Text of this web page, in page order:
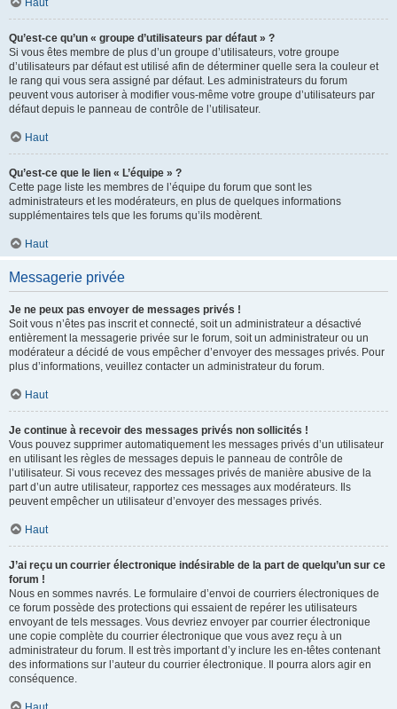
Haut
Qu’est-ce qu’un « groupe d’utilisateurs par défaut » ?
Si vous êtes membre de plus d’un groupe d’utilisateurs, votre groupe
d’utilisateurs par défaut est utilisé afin de déterminer quelle sera la couleur et
le rang qui vous sera assigné par défaut. Les administrateurs du forum
peuvent vous autoriser à modifier vous-même votre groupe d’utilisateurs par
défaut depuis le panneau de contrôle de l’utilisateur.
Haut
Qu’est-ce que le lien « L’équipe » ?
Cette page liste les membres de l’équipe du forum que sont les
administrateurs et les modérateurs, en plus de quelques informations
supplémentaires tels que les forums qu’ils modèrent.
Haut
Messagerie privée
Je ne peux pas envoyer de messages privés !
Soit vous n’êtes pas inscrit et connecté, soit un administrateur a désactivé
entièrement la messagerie privée sur le forum, soit un administrateur ou un
modérateur a décidé de vous empêcher d’envoyer des messages privés. Pour
plus d’informations, veuillez contacter un administrateur du forum.
Haut
Je continue à recevoir des messages privés non sollicités !
Vous pouvez supprimer automatiquement les messages privés d’un utilisateur
en utilisant les règles de messages depuis le panneau de contrôle de
l’utilisateur. Si vous recevez des messages privés de manière abusive de la
part d’un autre utilisateur, rapportez ces messages aux modérateurs. Ils
peuvent empêcher un utilisateur d’envoyer des messages privés.
Haut
J’ai reçu un courrier électronique indésirable de la part de quelqu’un sur ce
forum !
Nous en sommes navrés. Le formulaire d’envoi de courriers électroniques de
ce forum possède des protections qui essaient de repérer les utilisateurs
envoyant de tels messages. Vous devriez envoyer par courrier électronique
une copie complète du courrier électronique que vous avez reçu à un
administrateur du forum. Il est très important d’y inclure les en-têtes contenant
des informations sur l’auteur du courrier électronique. Il pourra alors agir en
conséquence.